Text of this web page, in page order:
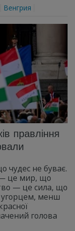
Венгрия
правління
чудес не буває.
— це мир, що
— це сила, що
менш
голова